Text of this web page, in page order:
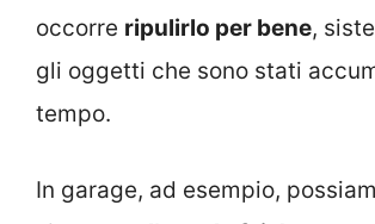
occorre ripulirlo per bene,
gli oggetti che sono stati
tempo.
In garage, ad esempio,